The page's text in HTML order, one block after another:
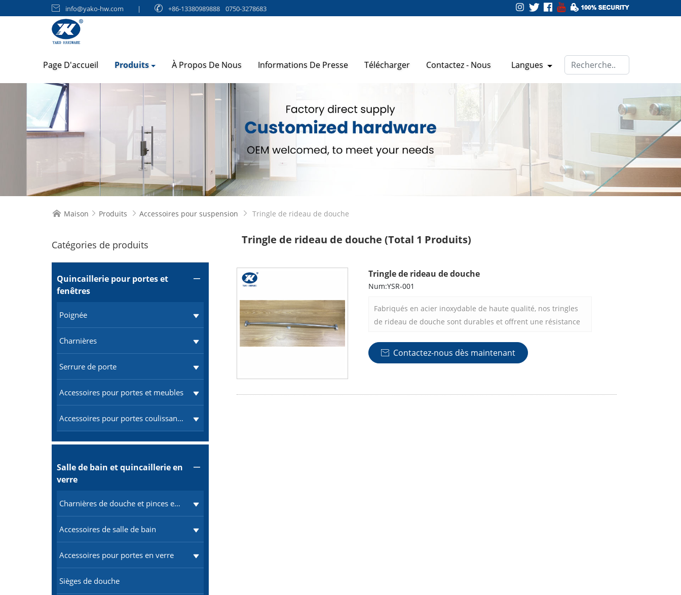
 info@yako-hw.com |  +86-13380989888 0750-3278683
Page D'accueil Produits À Propos De Nous Informations De Presse Télécharger Contactez - Nous Langues
 Maison  Produits  Accessoires pour suspension  Tringle de rideau de douche
Catégories de produits
Quincaillerie pour portes et
fenêtres

Poignée
Charnières
Serrure de porte
Accessoires pour portes et meubles
Accessoires pour portes coulissantes
Salle de bain et quincaillerie en
verre

Charnières de douche et pinces en verre
Accessoires de salle de bain
Accessoires pour portes en verre
Sièges de douche
Tringle de rideau de douche (Total 1 Produits)
Tringle de rideau de douche
Num:YSR-001
Fabriqués en acier inoxydable de haute qualité, nos tringles
de rideau de douche sont durables et offrent une résistance
lisse et polie peut non seulement compléter n'importe quel
décor de salle de bain, mais aussi ajouter une touche de
 Contactez-nous dès maintenant